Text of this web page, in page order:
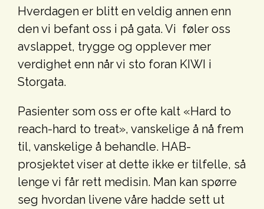
Hverdagen er blitt en veldig annen enn
den vi befant oss i på gata. Vi føler oss
avslappet, trygge og opplever mer
verdighet enn når vi sto foran KIWI i
Storgata.
Pasienter som oss er ofte kalt «Hard to
reach-hard to treat», vanskelige å nå frem
til, vanskelige å behandle. HAB-
prosjektet viser at dette ikke er tilfelle, så
lenge vi får rett medisin. Man kan spørre
seg hvordan livene våre hadde sett ut